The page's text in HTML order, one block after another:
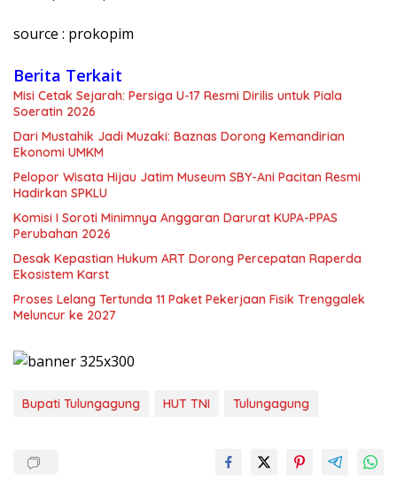
source : prokopim
Berita Terkait
Misi Cetak Sejarah: Persiga U-17 Resmi Dirilis untuk Piala
Soeratin 2026
Dari Mustahik Jadi Muzaki: Baznas Dorong Kemandirian
Ekonomi UMKM
Pelopor Wisata Hijau Jatim Museum SBY-Ani Pacitan Resmi
Hadirkan SPKLU
Komisi I Soroti Minimnya Anggaran Darurat KUPA-PPAS
Perubahan 2026
Desak Kepastian Hukum ART Dorong Percepatan Raperda
Ekosistem Karst
Proses Lelang Tertunda 11 Paket Pekerjaan Fisik Trenggalek
Meluncur ke 2027
Bupati Tulungagung HUT TNI Tulungagung